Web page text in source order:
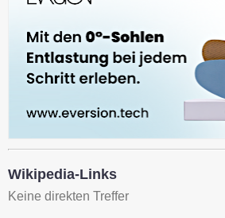
Wikipedia-Links
Keine direkten Treffer